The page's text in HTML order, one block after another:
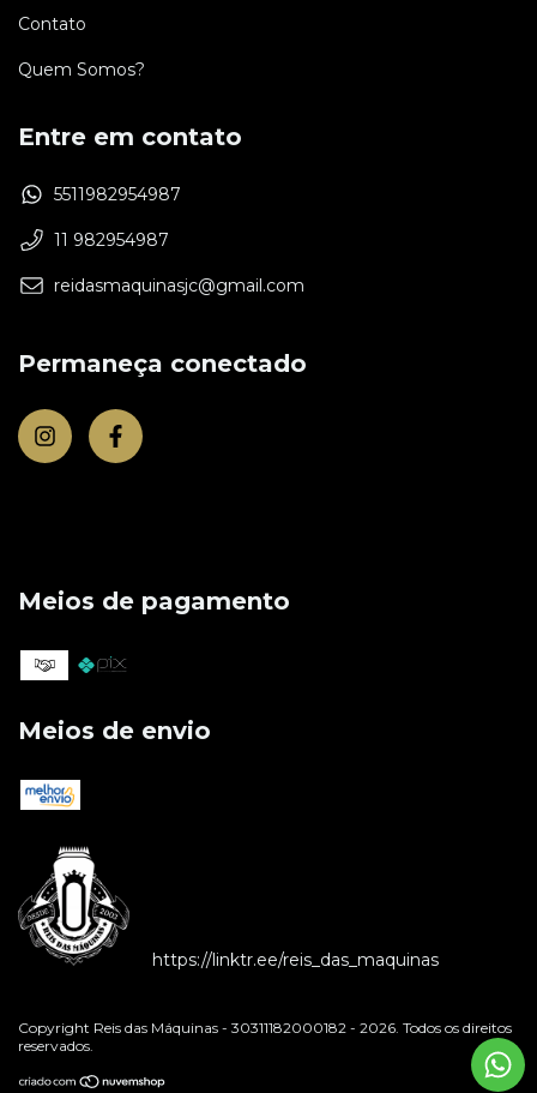
Contato
Quem Somos?
Entre em contato
5511982954987
11 982954987
reidasmaquinasjc@gmail.com
Permaneça conectado
Meios de pagamento
Meios de envio
https://linktr.ee/reis_das_maquinas
Copyright Reis das Máquinas - 30311182000182 - 2026. Todos os direitos
reservados.